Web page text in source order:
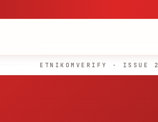
ETNIKOMVERIFY · ISSUE